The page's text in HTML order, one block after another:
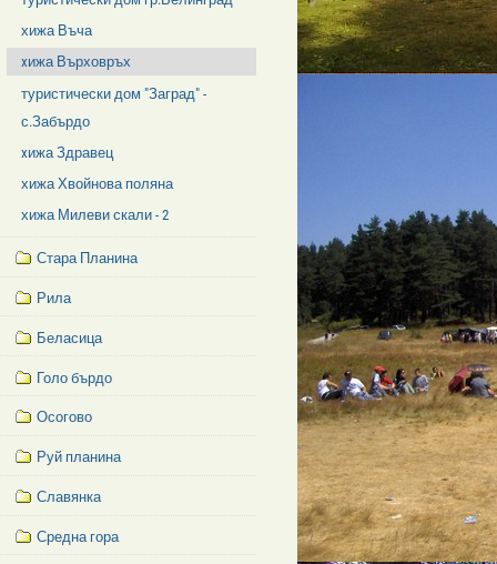
хижа Въча
xижа Върховръх
туристически дом "Заград" -
с.Забърдо
xижа Здравец
хижа Хвойнова поляна
хижа Милеви скали - 2
Стара Планина
Рила
Беласица
Голо бърдо
Осогово
Руй планина
Славянка
Средна гора